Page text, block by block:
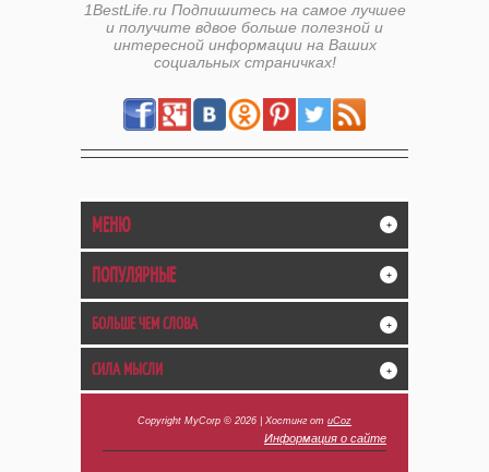
1BestLife.ru Подпишитесь на самое лучшее
и получите вдвое больше полезной и
интересной информации на Ваших
социальных страничках!
МЕНЮ +
ПОПУЛЯРНЫЕ +
БОЛЬШЕ ЧЕМ СЛОВА +
СИЛА МЫСЛИ +
Copyright MyCorp © 2026 Хостинг от uCoz
Информация о сайте